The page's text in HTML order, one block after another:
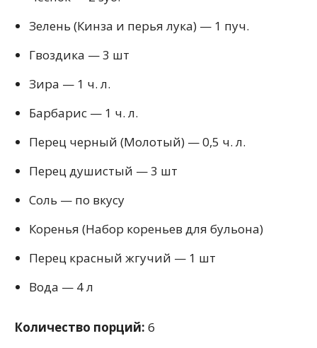
Зелень (Кинза и перья лука) — 1 пуч.
Гвоздика — 3 шт
Зира — 1 ч. л.
Барбарис — 1 ч. л.
Перец черный (Молотый) — 0,5 ч. л.
Перец душистый — 3 шт
Соль — по вкусу
Коренья (Набор кореньев для бульона)
Перец красный жгучий — 1 шт
Вода — 4 л
Количество порций: 6